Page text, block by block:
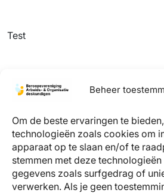
Beheer
Om de beste ervaringen te
technologieën zoals cookies om
apparaat op te slaan en/of te
stemmen met deze
gegevens zoals surfgedrag of
verwerken. Als je geen
Test
info@register-aeno.nl
+31 (0)85 044 05 06(bereikbaar op
uur)